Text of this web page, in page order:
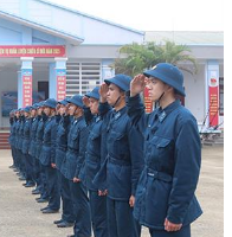
dân Việt Nam.